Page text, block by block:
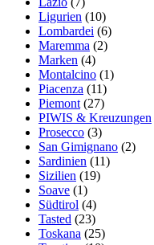
Ligurien (10)
Lombardei (6)
Maremma (2)
Marken (4)
Montalcino (1)
Piacenza (11)
Piemont (27)
PIWIS & Kreuzungen
Prosecco (3)
San Gimignano (2)
Sardinien (11)
Sizilien (19)
Soave (1)
Südtirol (4)
Tasted (23)
Toskana (25)